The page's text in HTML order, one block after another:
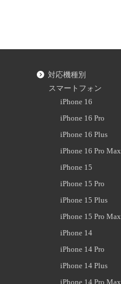
対応機種別
スマートフォン
iPhone 16
iPhone 16 Pro
iPhone 16 Plus
iPhone 16 Pro Max
iPhone 15
iPhone 15 Pro
iPhone 15 Plus
iPhone 15 Pro Max
iPhone 14
iPhone 14 Pro
iPhone 14 Plus